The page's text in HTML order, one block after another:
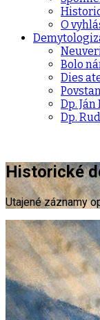
O
Bolo
Dies
Dp.
Dp.
Historické
Utajené záznamy